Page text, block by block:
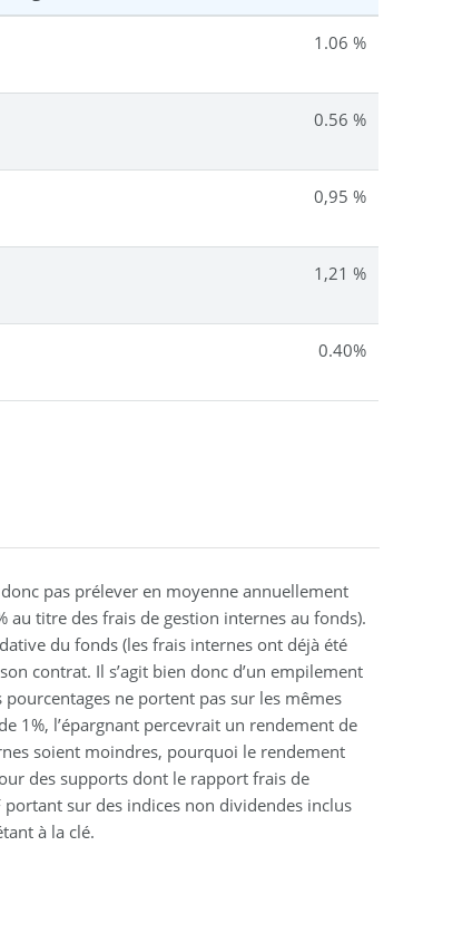
1.06 %
0.56 %
0,95 %
1,21 %
0.40%
pas prélever en moyenne annuellement
au titre des frais de gestion internes au fonds).
du fonds (les frais internes ont déjà été
contrat. Il s’agit bien donc d’un empilement
ne portent pas sur les mêmes
1%, l’épargnant percevrait un rendement de
soient moindres, pourquoi le rendement
des supports dont le rapport frais de
sur des indices non dividendes inclus
à la clé.